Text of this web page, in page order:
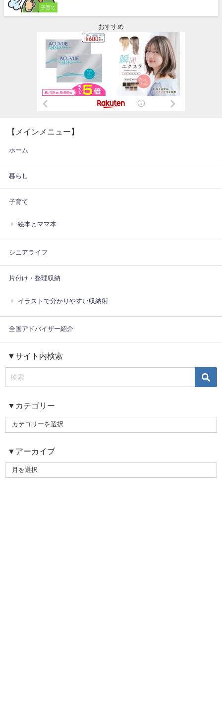
子育て
おすすめ
【メインメニュー】
ホーム
暮らし
子育て
絵本とママ本
シニアライフ
片付け・整理収納
イラストで分かりやすい収納術
全国アドバイザー紹介
▼サイト内検索
▼カテゴリー
▼アーカイブ